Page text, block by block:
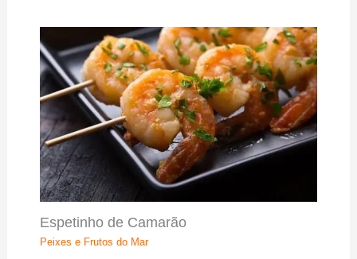
Espetinho de Camarão
Peixes e Frutos do Mar